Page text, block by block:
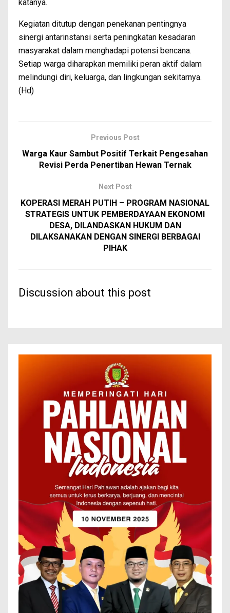
katanya.
Kegiatan ditutup dengan penekanan pentingnya
sinergi antarinstansi serta peningkatan kesadaran
masyarakat dalam menghadapi potensi bencana.
Setiap warga diharapkan memiliki peran aktif dalam
melindungi diri, keluarga, dan lingkungan sekitarnya.
(Hd)
Previous Post
Warga Kaur Sambut Positif Terkait Pengesahan
Revisi Perda Penertiban Hewan Ternak
Next Post
KOPERASI MERAH PUTIH – PROGRAM NASIONAL
STRATEGIS UNTUK PEMBERDAYAAN EKONOMI
DESA, DILANDASKAN HUKUM DAN
DILAKSANAKAN DENGAN SINERGI BERBAGAI
PIHAK
Discussion about this post